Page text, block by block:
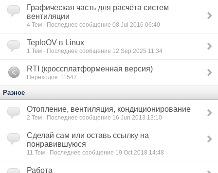
Графическая часть для расчёта систем
вентиляции
4 Тем · Последнее сообщение 08 Jul 2016 06:40
TeploOV в Linux
1 Тем · Последнее сообщение 12 Sep 2025 11:34
RTI (кроссплатформенная версия)
Переходов: 11547
Разное
Отопление, вентиляция, кондиционирование
2 Тем · Последнее сообщение 16 Jun 2013 13:10
Сделай сам или оставь ссылку на
понравившуюся
11 Тем · Последнее сообщение 19 Oct 2018 14:48
Работа